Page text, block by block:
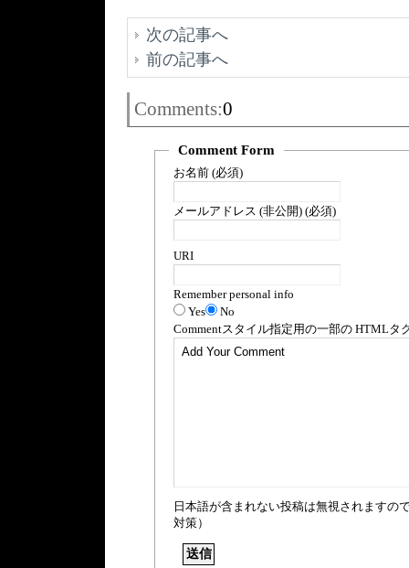
次の記事へ
前の記事へ
Comments:0
Comment Form
お名前 (必須)
メールアドレス (非公開) (必須)
URI
Remember personal info
Yes
No
Commentスタイル指定用の一部の HTMLタ
日本語が含まれない投稿は無視されますの
対策）